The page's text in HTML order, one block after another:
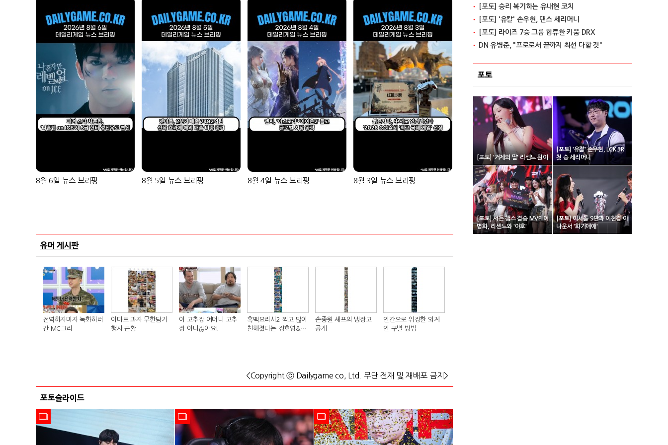
8월 6일 뉴스 브리핑 8월 5일 뉴스 브리핑 8월 4일 뉴스 브리핑 8월 3일 뉴스 브리핑
유머 게시판
전역하자마자 녹화하러
간 MC그리
이마트 과자 무한담기
행사 근황
이 고추장 어머니 고추
장 아니잖아요!
흑백요리사2 찍고 많이
친해졌다는 정호영&샘
손종원 셰프의 냉장고
공개
인간으로 위장한 외계
인 구별 방법
<Copyright ⓒ Dailygame co, Ltd. 무단 전재 및 재배포 금지>
포토슬라이드
[포토] 승리 복기하는 유내현 코치
[포토] '유칼' 손우현, 댄스 세리머니
[포토] 라이즈 7승 그룹 합류한 키움 DRX
DN 유병준, "프로로서 끝까지 최선 다할 것"
포토
[포토] '거제의 딸' 리센느 원이
[포토] '유칼' 손우현, LCK 3R
첫 승 세리머니
[포토] 서든 챔스 결승 MVP 이
병화, 리센느와 '야호'
[포토] 이세돌 9단과 이현경 아
나운서 '화기애애'